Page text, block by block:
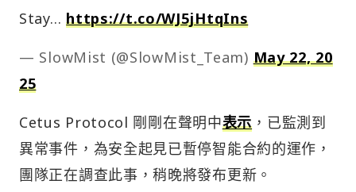
Stay…https://t.co/WJ5jHtqIns
— SlowMist (@SlowMist_Team) May 22, 20
25
Cetus Protocol 剛剛在聲明中表示 ，已監測到
異常事件，為安全起見已暫停智能合約的運作，
團隊正在調查此事，稍晚將發布更新。